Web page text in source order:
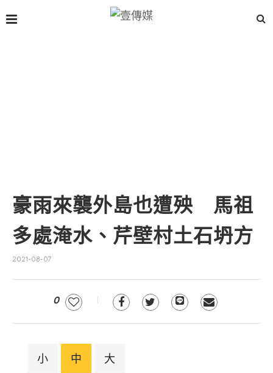
豪雨來襲外島也遭殃 馬祖
多處淹水、芹壁村土石坍方
2021-08-07
0
小 中 大